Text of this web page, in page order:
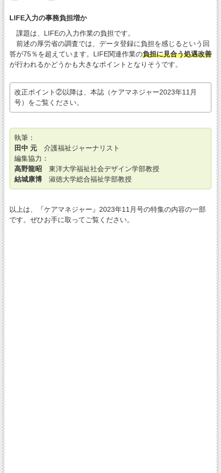
LIFE入力の事務負担増か
課題は、LIFEの入力作業の負担です。
前述の厚労省の調査では、データ登録に負担を感じるという回
答が75％を超えています。LIFE関連作業の負担に見合う処遇改善
が行われるかどうかも大きなポイントとなりそうです。
改正ポイント②以降は、本誌（ケアマネジャー2023年11月
号）をご覧ください。
執筆：
田中 元介護福祉ジャーナリスト
編集協力：
高野龍昭東洋大学福祉社会デザイン学部教授
結城康博淑徳大学総合福祉学部教授
以上は、『ケアマネジャー』2023年11月号の特集の内容の一部
です。ぜひお手に取ってご覧ください。